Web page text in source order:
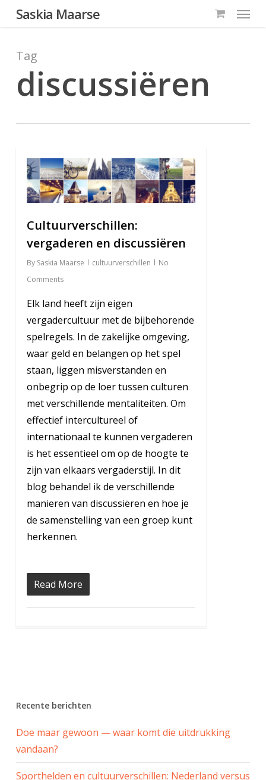
Skip
content
Saskia Maarse Menu
Tag
discussiëren
Cultuurverschillen:
vergaderen en discussiëren
By Saskia Maarse cultuurverschillen
No
Comments
Elk land heeft zijn eigen
vergadercultuur met de bijbehorende
spelregels. In de zakelijke omgeving,
waar geld en belangen op het spel
staan, liggen misverstanden en
onbegrip op de loer tussen culturen
met verschillende mentaliteiten. Om
effectief intercultureel of
internationaal te kunnen vergaderen
is het essentieel om op de hoogte te
zijn van elkaars vergaderstijl. In dit
blog behandel ik de verschillende
manieren van discussiëren en hoe je
de samenstelling van een groep kunt
herkennen.
Read More
0
Recente berichten
Doe maar gewoon — waar komt die uitdrukking
vandaan?
Sporthelden en cultuurverschillen: Nederland versus